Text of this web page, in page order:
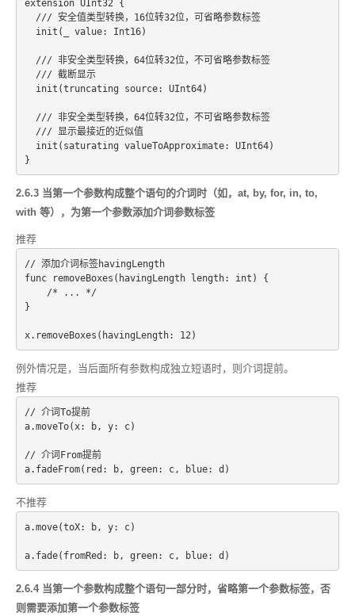
extension UInt32 {
  /// 安全值类型转换，16位转32位，可省略参数标签
  init(_ value: Int16)
  /// 非安全类型转换，64位转32位，不可省略参数标签
  /// 截断显示
  init(truncating source: UInt64)
  /// 非安全类型转换，64位转32位，不可省略参数标签
  /// 显示最接近的近似值
  init(saturating valueToApproximate: UInt64)
2.6.3 当第一个参数构成整个语句的介词时（如，at, by, for, in, to,
with 等），为第一个参数添加介词参数标签
推荐
// 添加介词标签havingLength
func removeBoxes(havingLength length: int) {
    /* ... */
}
例外情况是，当后面所有参数构成独立短语时，则介词提前。
推荐
// 介词To提前
a.moveTo(x: b, y: c)
// 介词From提前
不推荐
a.move(toX: b, y: c)
2.6.4 当第一个参数构成整个语句一部分时，省略第一个参数标签，否
则需要添加第一个参数标签